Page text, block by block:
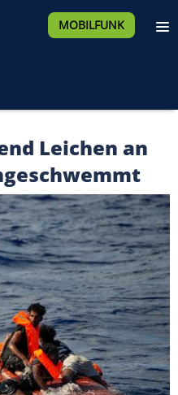
MOBILFUNK
Leichen an